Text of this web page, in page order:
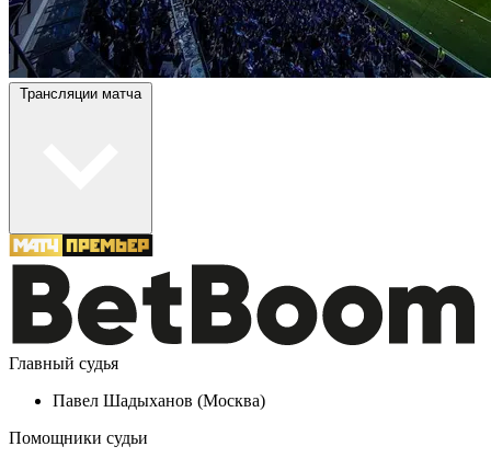
Трансляции матча
Главный судья
Павел Шадыханов (Москва)
Помощники судьи